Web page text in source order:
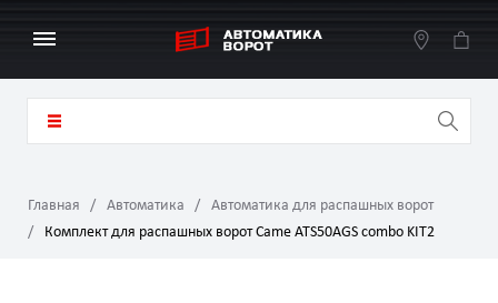
Главная Автоматика
Автоматика для распашных ворот
Комплект для распашных ворот Came ATS50АGS combo KIT2